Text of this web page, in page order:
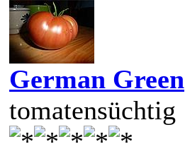
German Green
tomatensüchtig